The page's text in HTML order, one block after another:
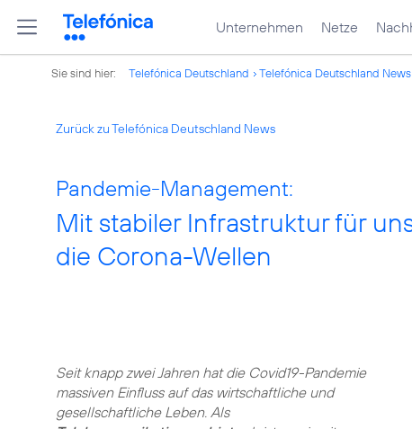
Unternehmen Netze
Sie sind hier: Telefónica Deutschland Telefónica Deutschland News
Zurück zu Telefónica Deutschland News
Pandemie-Management:
Mit stabiler Infrastruktur für
die Corona-Wellen
Seit knapp zwei Jahren hat die Covid19-Pandemie
massiven Einfluss auf das wirtschaftliche und
gesellschaftliche Leben. Als